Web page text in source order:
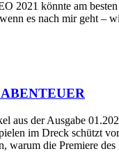
2021 könnte am besten
es nach mir geht –
aus der Ausgabe
im Dreck schützt
warum die Premiere des